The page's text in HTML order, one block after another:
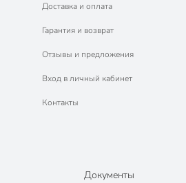
Доставка и оплата
Гарантия и возврат
Отзывы и предложения
Вход в личный кабинет
Контакты
Документы